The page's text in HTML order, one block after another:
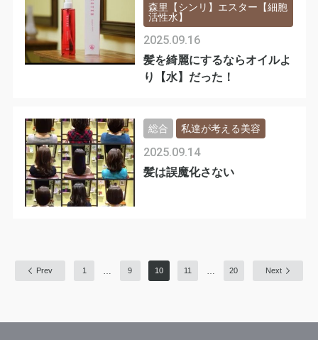
髪を綺麗にするならオイルよ
り【水】だった！
2025.09.16
森里【シンリ】エスター【細胞
活性水】
髪は誤魔化さない
2025.09.14
総合 私達が考える美容
Prev 1 9 10 11 20 Next